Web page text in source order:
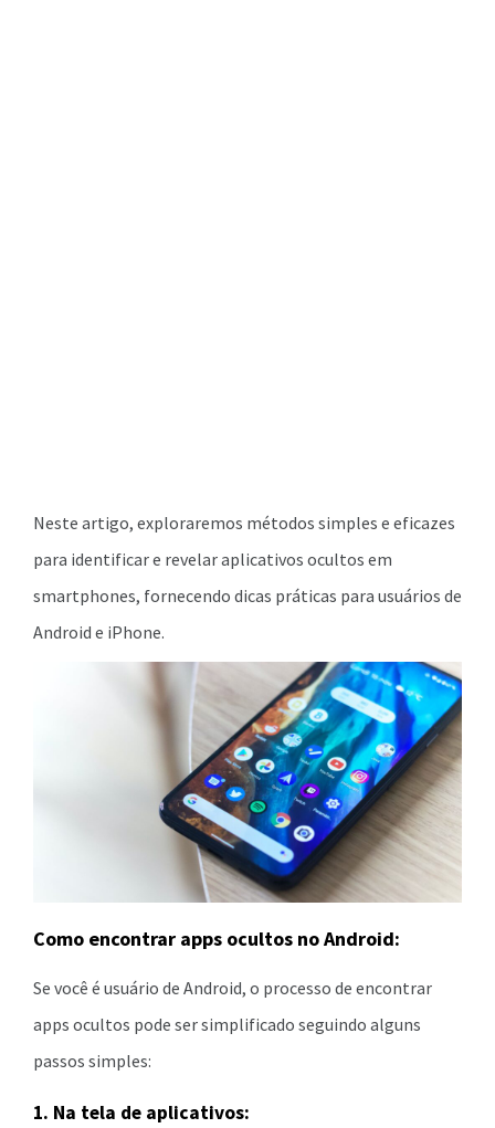
Neste artigo, exploraremos métodos simples e eficazes
para identificar e revelar aplicativos ocultos em
smartphones, fornecendo dicas práticas para usuários de
Android e iPhone.
Como encontrar apps ocultos no Android:
Se você é usuário de Android, o processo de encontrar
apps ocultos pode ser simplificado seguindo alguns
passos simples:
1. Na tela de aplicativos: